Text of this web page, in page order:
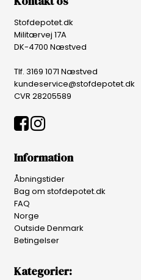
Stofdepotet.dk
Militærvej 17A
DK-4700 Næstved
Tlf. 3169 1071 Næstved
kundeservice@stofdepotet.dk
CVR 28205589
Information
Åbningstider
Bag om stofdepotet.dk
FAQ
Norge
Outside Denmark
Betingelser
Kategorier: